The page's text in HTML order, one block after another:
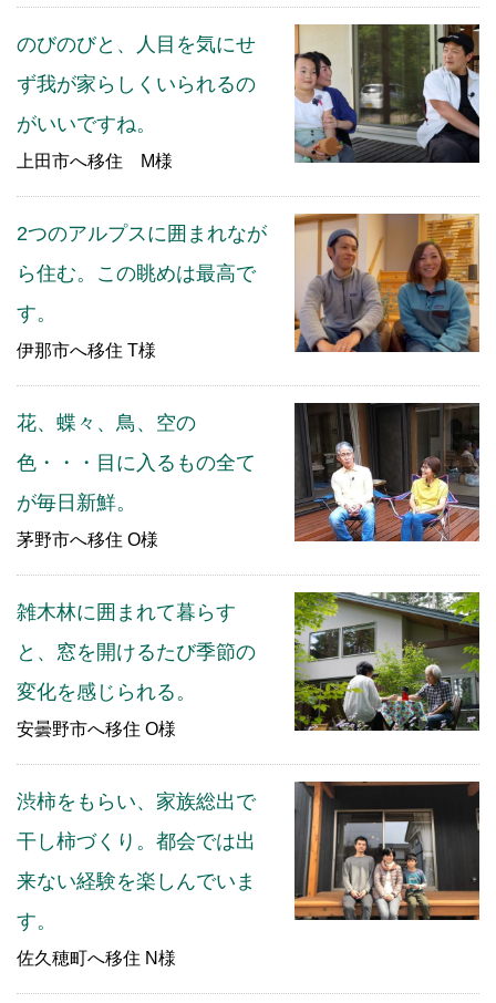
のびのびと、人目を気にせ
ず我が家らしくいられるの
がいいですね。
上田市へ移住 M様
2つのアルプスに囲まれなが
ら住む。この眺めは最高で
す。
伊那市へ移住 T様
花、蝶々、鳥、空の
色・・・目に入るもの全て
が毎日新鮮。
茅野市へ移住 O様
雑木林に囲まれて暮らす
と、窓を開けるたび季節の
変化を感じられる。
安曇野市へ移住 O様
渋柿をもらい、家族総出で
干し柿づくり。都会では出
来ない経験を楽しんでいま
す。
佐久穂町へ移住 N様